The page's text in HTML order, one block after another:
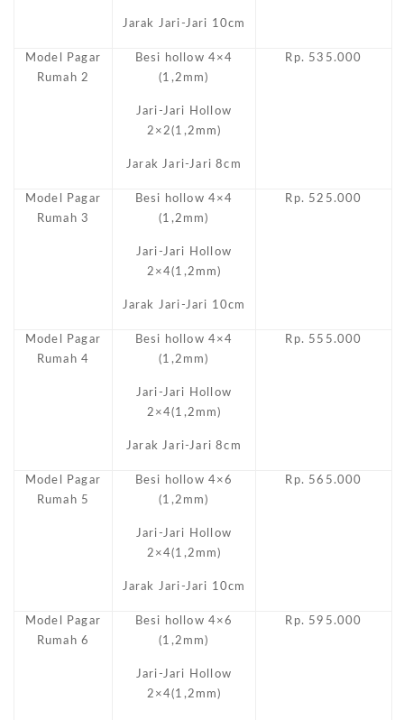
Jarak Jari-Jari 10cm
Model Pagar
Rumah 2
Besi hollow 4×4
(1,2mm)
Jari-Jari Hollow
2×2(1,2mm)
Jarak Jari-Jari 8cm
Rp. 535.000
Model Pagar
Rumah 3
Besi hollow 4×4
(1,2mm)
Jari-Jari Hollow
2×4(1,2mm)
Jarak Jari-Jari 10cm
Rp. 525.000
Model Pagar
Rumah 4
Besi hollow 4×4
(1,2mm)
Jari-Jari Hollow
2×4(1,2mm)
Jarak Jari-Jari 8cm
Rp. 555.000
Model Pagar
Rumah 5
Besi hollow 4×6
(1,2mm)
Jari-Jari Hollow
2×4(1,2mm)
Jarak Jari-Jari 10cm
Rp. 565.000
Model Pagar
Rumah 6
Besi hollow 4×6
(1,2mm)
Jari-Jari Hollow
2×4(1,2mm)
Rp. 595.000